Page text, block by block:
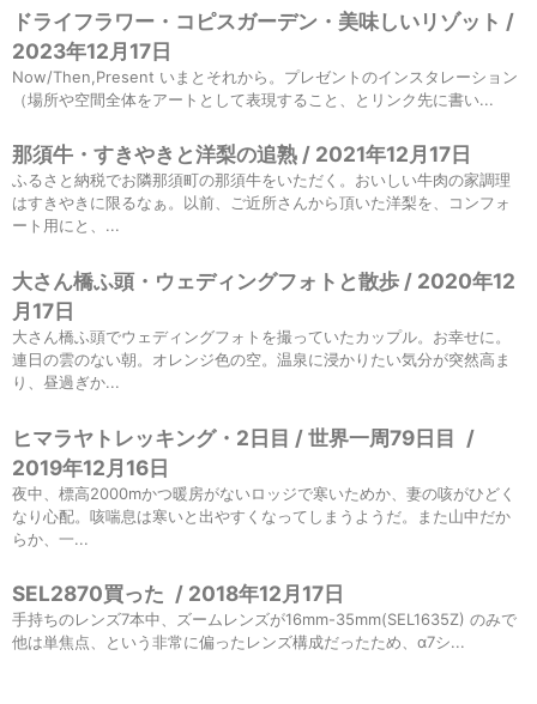
ドライフラワー・コピスガーデン・美味しいリゾット /
2023年12月17日
Now/Then,Present いまとそれから。プレゼントのインスタレーション
（場所や空間全体をアートとして表現すること、とリンク先に書い...
那須牛・すきやきと洋梨の追熟 / 2021年12月17日
ふるさと納税でお隣那須町の那須牛をいただく。おいしい牛肉の家調理
はすきやきに限るなぁ。以前、ご近所さんから頂いた洋梨を、コンフォ
ート用にと、...
大さん橋ふ頭・ウェディングフォトと散歩 / 2020年12
月17日
大さん橋ふ頭でウェディングフォトを撮っていたカップル。お幸せに。
連日の雲のない朝。オレンジ色の空。温泉に浸かりたい気分が突然高ま
り、昼過ぎか...
ヒマラヤトレッキング・2日目 / 世界一周79日目 /
2019年12月16日
夜中、標高2000mかつ暖房がないロッジで寒いためか、妻の咳がひどく
なり心配。咳喘息は寒いと出やすくなってしまうようだ。また山中だか
らか、一...
SEL2870買った / 2018年12月17日
手持ちのレンズ7本中、ズームレンズが16mm-35mm(SEL1635Z) のみで
他は単焦点、という非常に偏ったレンズ構成だったため、α7シ...